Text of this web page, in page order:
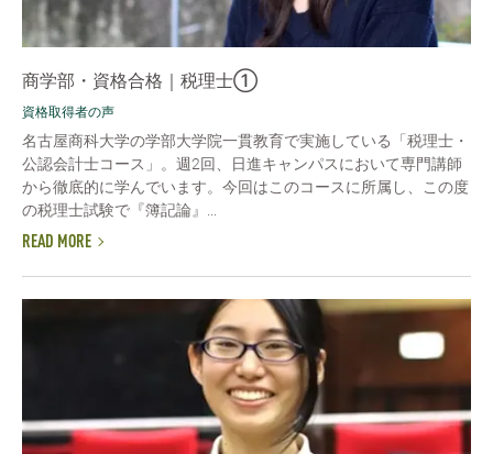
商学部・資格合格｜税理士①
資格取得者の声
名古屋商科大学の学部大学院一貫教育で実施している「税理士・
公認会計士コース」。週2回、日進キャンパスにおいて専門講師
から徹底的に学んでいます。今回はこのコースに所属し、この度
の税理士試験で『簿記論』...
READ MORE